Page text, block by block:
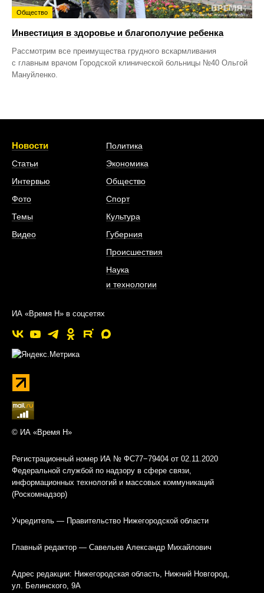
Общество
Инвестиция в здоровье и благополучие ребенка
Рассмотрим все преимущества грудного вскармливания
с главным врачом Городской клинической больницы №40 Ольгой
Мануйленко.
Новости
Статьи
Интервью
Фото
Темы
Видео
Политика
Экономика
Общество
Спорт
Культура
Губерния
Происшествия
Наука
и технологии
ИА «Время Н» в соцсетях
© ИА «Время Н»
Регистрационный номер ИА № ФС77−79404 от 02.11.2020
Федеральной службой по надзору в сфере связи,
информационных технологий и массовых коммуникаций
(Роскомнадзор)
Учредитель — Правительство Нижегородской области
Главный редактор — Савельев Александр Михайлович
Адрес редакции: Нижегородская область, Нижний Новгород,
ул. Белинского, 9А